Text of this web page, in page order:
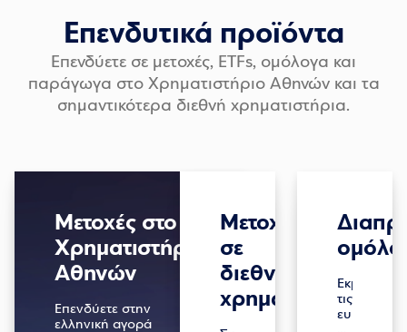
Επενδυτικά προϊόντα
Επενδύετε σε μετοχές, ETFs, ομόλογα και
παράγωγα στο Χρηματιστήριο Αθηνών και τα
σημαντικότερα διεθνή χρηματιστήρια.
Μετοχές στο
Χρηματιστήριο
Αθηνών
Επενδύετε στην
ελληνική αγορά
Μετοχές
σε
διεθνή
χρηματιστήρια
τις
ευκαιρίες